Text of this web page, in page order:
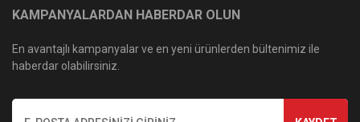
KAMPANYALARDAN HABERDAR OLUN
En avantajlı kampanyalar ve en yeni ürünlerden bültenimiz ile
haberdar olabilirsiniz.